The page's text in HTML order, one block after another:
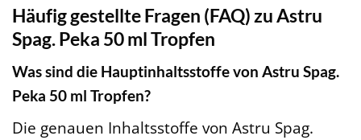
Häufig gestellte Fragen (FAQ) zu Astru
Spag. Peka 50 ml Tropfen
Was sind die Hauptinhaltsstoffe von Astru Spag.
Peka 50 ml Tropfen?
Die genauen Inhaltsstoffe von Astru Spag.